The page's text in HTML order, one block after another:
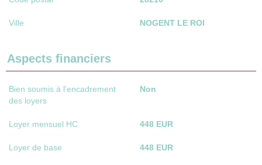
Ville NOGENT LE ROI
Aspects financiers
Bien soumis à l'encadrement
des loyers
Non
Loyer mensuel HC 448 EUR
Loyer de base 448 EUR